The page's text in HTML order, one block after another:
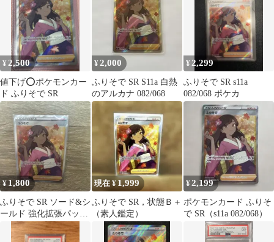
¥ 2,500
値下げ⭕️ポケモンカー
ド ふりそで SR
¥2,000
ふりそで SR S11a 白熱
のアルカナ 082/068
¥ 2,299
ふりそで SR s11a
082/068 ポケカ
¥ 1,800
ふりそで SR ソード&シ
ールド 強化拡張パック
白熱のアルカナ キラ
082…
現在 ¥1,999
ふりそで SR，状態Ｂ＋
（素人鑑定）
¥2,199
ポケモンカード ふりそ
で SR（s11a 082/068）